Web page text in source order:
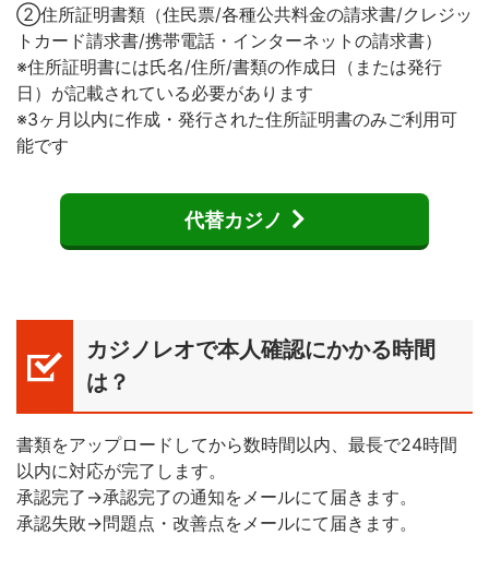
②住所証明書類（住民票/各種公共料金の請求書/クレジッ
トカード請求書/携帯電話・インターネットの請求書）
※住所証明書には氏名/住所/書類の作成日（または発行
日）が記載されている必要があります
※3ヶ月以内に作成・発行された住所証明書のみご利用可
能です
代替カジノ
カジノレオで本人確認にかかる時間
は？
書類をアップロードしてから数時間以内、最長で24時間
以内に対応が完了します。
承認完了→承認完了の通知をメールにて届きます。
承認失敗→問題点・改善点をメールにて届きます。